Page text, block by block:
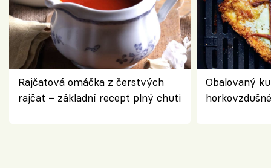
Rajčatová omáčka z čerstvých
rajčat – základní recept plný chuti
Obalovaný